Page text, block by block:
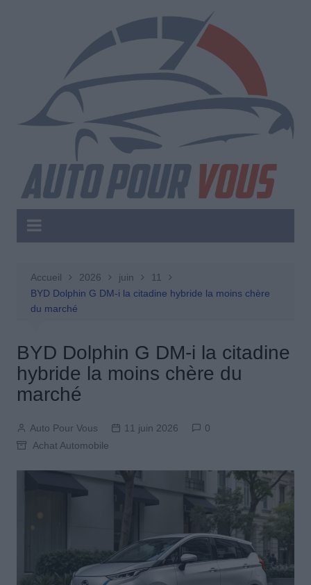
Accueil 2026 juin
11
BYD Dolphin G DM-i la citadine hybride la moins chère
du marché
BYD Dolphin G DM-i la citadine
hybride la moins chère du
marché
Auto Pour Vous 11 juin 2026
0
Achat Automobile